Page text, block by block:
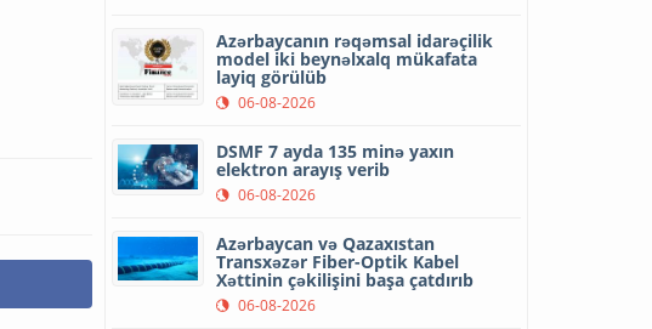
Azərbaycanın rəqəmsal idarəçilik
model iki beynəlxalq mükafata
layiq görülüb
06-08-2026
DSMF 7 ayda 135 minə yaxın
elektron arayış verib
06-08-2026
Azərbaycan və Qazaxıstan
Transxəzər Fiber-Optik Kabel
Xəttinin çəkilişini başa çatdırıb
06-08-2026